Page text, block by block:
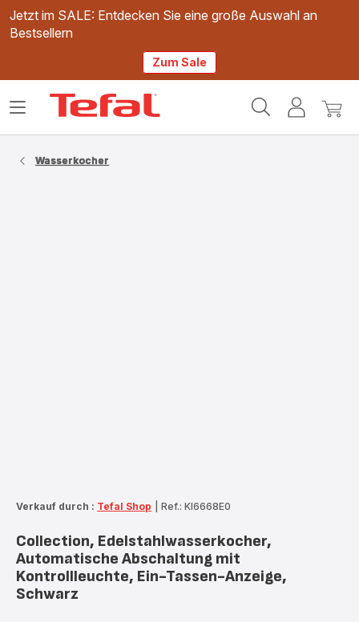
Jetzt im SALE: Entdecken Sie eine große Auswahl an
Bestsellern
Zum Sale
Mein
Mein
Das
Wasserkocher
Verkauf durch : Tefal Shop Ref.: KI6668E0
Collection, Edelstahlwasserkocher,
Automatische Abschaltung mit
Kontrollleuchte, Ein-Tassen-Anzeige,
Schwarz